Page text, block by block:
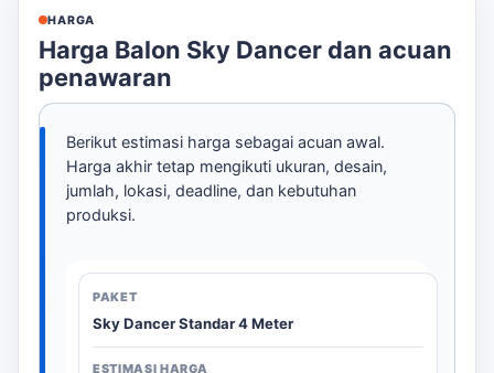
HARGA
Harga Balon Sky Dancer dan acuan
penawaran
Berikut estimasi harga sebagai acuan awal.
Harga akhir tetap mengikuti ukuran, desain,
jumlah, lokasi, deadline, dan kebutuhan
produksi.
Sky Dancer Standar 4 Meter